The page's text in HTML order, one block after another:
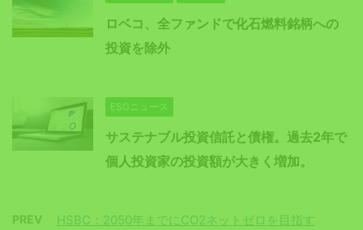
ロベコ、全ファンドで化石燃料銘柄への
投資を除外
ESGニュース
サステナブル投資信託と債権。過去2年で
個人投資家の投資額が大きく増加。
PREV HSBC：2050年までにCO2ネットゼロを目指す